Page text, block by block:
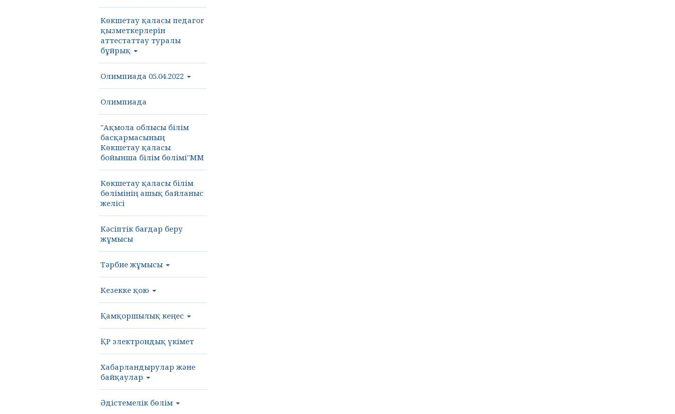
Көкшетау қаласы педагог
қызметкерлерін
аттестаттау туралы
бұйрық
Олимпиада 05.04.2022
Олимпиада
"Ақмола облысы білім
басқармасының
Көкшетау қаласы
бойынша білім бөлімі"ММ
Көкшетау қаласы білім
бөлімінің ашық байланыс
желісі
Кәсіптік бағдар беру
жұмысы
Тәрбие жұмысы
Кезекке қою
Қамқоршылық кеңес
ҚР электрондық үкімет
Хабарландырулар және
байқаулар
Әдістемелік бөлім